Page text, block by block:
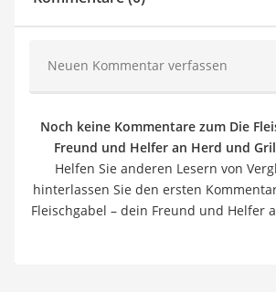
Neuen Kommentar verfassen
Noch keine Kommentare zum Die
Freund und Helfer an Herd und
Helfen Sie anderen Lesern von
hinterlassen Sie den ersten
Fleischgabel – dein Freund und Helfer